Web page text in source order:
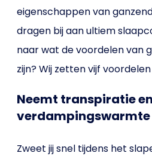
eigenschappen van
dragen bij aan ultiem
naar wat de voordelen van
zijn? Wij zetten vijf
Neemt transpiratie en
Zweet jij snel tijdens het